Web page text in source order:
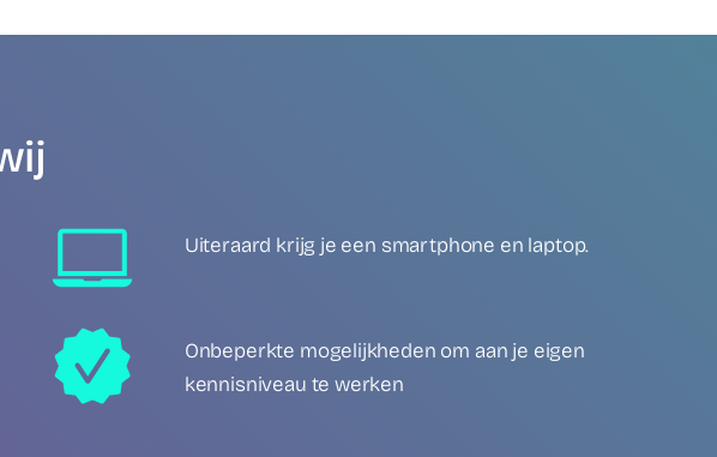
Uiteraard krijg je een smartphone en laptop.
Onbeperkte mogelijkheden om aan je eigen
kennisniveau te werken